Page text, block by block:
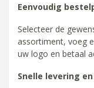
Eenvoudig
Selecteer de
assortiment, voeg
uw logo en betaal
Snelle levering